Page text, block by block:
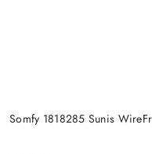
Somfy 1818285 Sunis